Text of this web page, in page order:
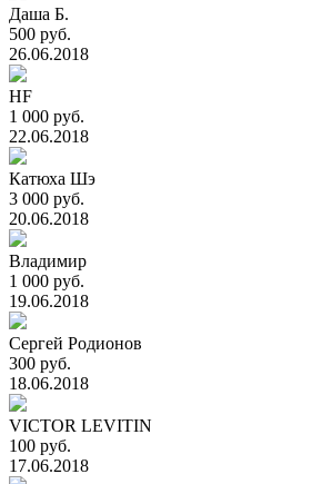
Даша Б.
500 руб.
26.06.2018
HF
1 000 руб.
22.06.2018
Катюха Шэ
3 000 руб.
20.06.2018
Владимир
1 000 руб.
19.06.2018
Сергей Родионов
300 руб.
18.06.2018
VICTOR LEVITIN
100 руб.
17.06.2018